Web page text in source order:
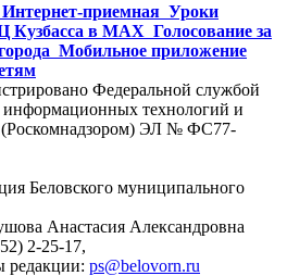
Интернет-приемная Уроки
в MAX Голосование за
Мобильное приложение
Федеральной службой
информационных технологий и
ЭЛ № ФС77-
Беловского муниципального
Анастасия Александровна
2-25-17,
редакции: ps@belovorn.ru